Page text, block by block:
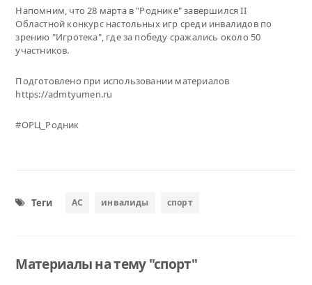
Напомним, что 28 марта в "Роднике" завершился II
Областной конкурс настольных игр среди инвалидов по
зрению "Игротека", где за победу сражались около 50
участников.
Подготовлено при использовании материалов
https://admtyumen.ru
#ОРЦ_Родник
Теги АС инвалиды спорт
Материалы на тему "спорт"